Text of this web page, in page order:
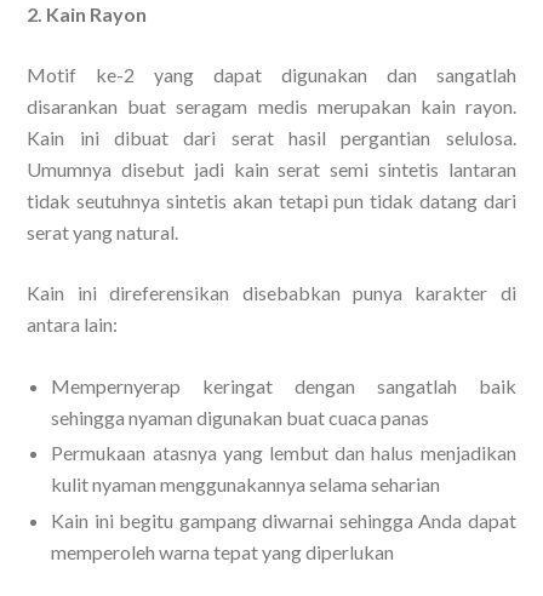
2. Kain Rayon
Motif ke-2 yang dapat digunakan dan sangatlah
disarankan buat seragam medis merupakan kain rayon.
Kain ini dibuat dari serat hasil pergantian selulosa.
Umumnya disebut jadi kain serat semi sintetis lantaran
tidak seutuhnya sintetis akan tetapi pun tidak datang dari
serat yang natural.
Kain ini direferensikan disebabkan punya karakter di
antara lain:
Mempernyerap keringat dengan sangatlah baik
sehingga nyaman digunakan buat cuaca panas
Permukaan atasnya yang lembut dan halus menjadikan
kulit nyaman menggunakannya selama seharian
Kain ini begitu gampang diwarnai sehingga Anda dapat
memperoleh warna tepat yang diperlukan